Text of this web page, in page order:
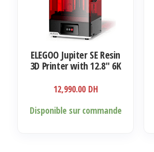
ELEGOO Jupiter SE Resin
3D Printer with 12.8″ 6K
12,990.00 DH
Disponible sur commande